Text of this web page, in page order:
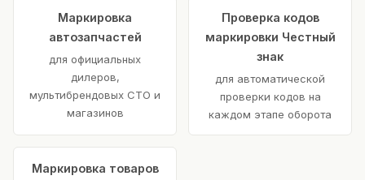
Маркировка
автозапчастей
для официальных
дилеров,
мультибрендовых СТО и
магазинов
Проверка кодов
маркировки Честный
знак
для автоматической
проверки кодов на
каждом этапе оборота
Маркировка товаров